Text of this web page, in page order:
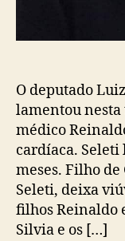
O deputado
lamentou nesta
médico
cardíaca.
meses. Filho
Seleti, deixa
filhos Reinaldo
Silvia e os […]